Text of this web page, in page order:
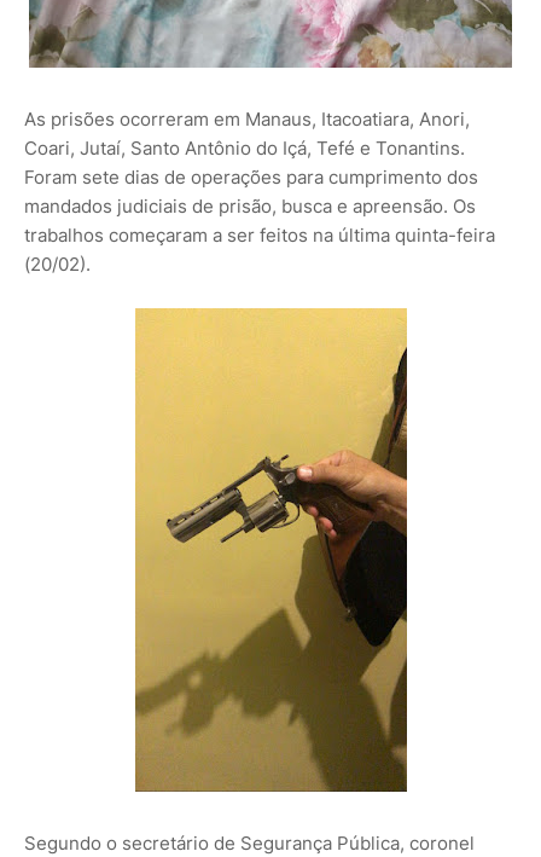
As prisões ocorreram em Manaus, Itacoatiara, Anori,
Coari, Jutaí, Santo Antônio do Içá, Tefé e Tonantins.
Foram sete dias de operações para cumprimento dos
mandados judiciais de prisão, busca e apreensão. Os
trabalhos começaram a ser feitos na última quinta-feira
(20/02).
Segundo o secretário de Segurança Pública, coronel